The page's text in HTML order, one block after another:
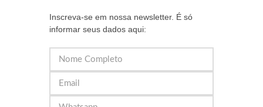
Inscreva-se em nossa newsletter. É só
informar seus dados aqui: